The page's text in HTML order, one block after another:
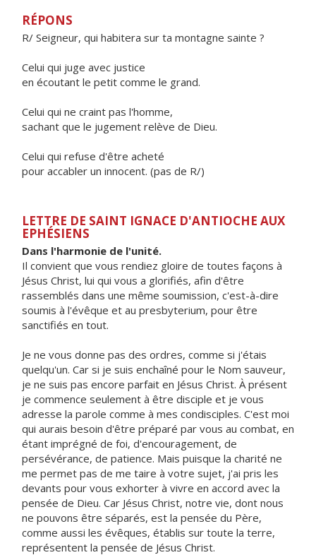
RÉPONS
R/ Seigneur, qui habitera sur ta montagne sainte ?
Celui qui juge avec justice
en écoutant le petit comme le grand.
Celui qui ne craint pas l'homme,
sachant que le jugement relève de Dieu.
Celui qui refuse d'être acheté
pour accabler un innocent. (pas de R/)
LETTRE DE SAINT IGNACE D'ANTIOCHE AUX
EPHÉSIENS
Dans l'harmonie de l'unité.
Il convient que vous rendiez gloire de toutes façons à
Jésus Christ, lui qui vous a glorifiés, afin d'être
rassemblés dans une même soumission, c'est-à-dire
soumis à l'évêque et au presbyterium, pour être
sanctifiés en tout.
Je ne vous donne pas des ordres, comme si j'étais
quelqu'un. Car si je suis enchaîné pour le Nom sauveur,
je ne suis pas encore parfait en Jésus Christ. À présent
je commence seulement à être disciple et je vous
adresse la parole comme à mes condisciples. C'est moi
qui aurais besoin d'être préparé par vous au combat, en
étant imprégné de foi, d'encouragement, de
persévérance, de patience. Mais puisque la charité ne
me permet pas de me taire à votre sujet, j'ai pris les
devants pour vous exhorter à vivre en accord avec la
pensée de Dieu. Car Jésus Christ, notre vie, dont nous
ne pouvons être séparés, est la pensée du Père,
comme aussi les évêques, établis sur toute la terre,
représentent la pensée de Jésus Christ.